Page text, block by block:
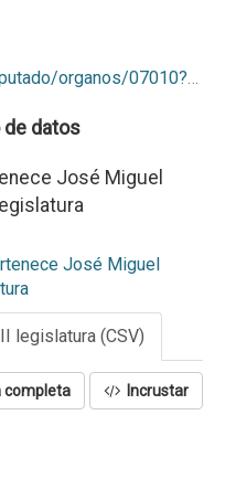
organos/07010?format=csv
datos
José Miguel
José Miguel
legislatura (CSV)
completa Incrustar